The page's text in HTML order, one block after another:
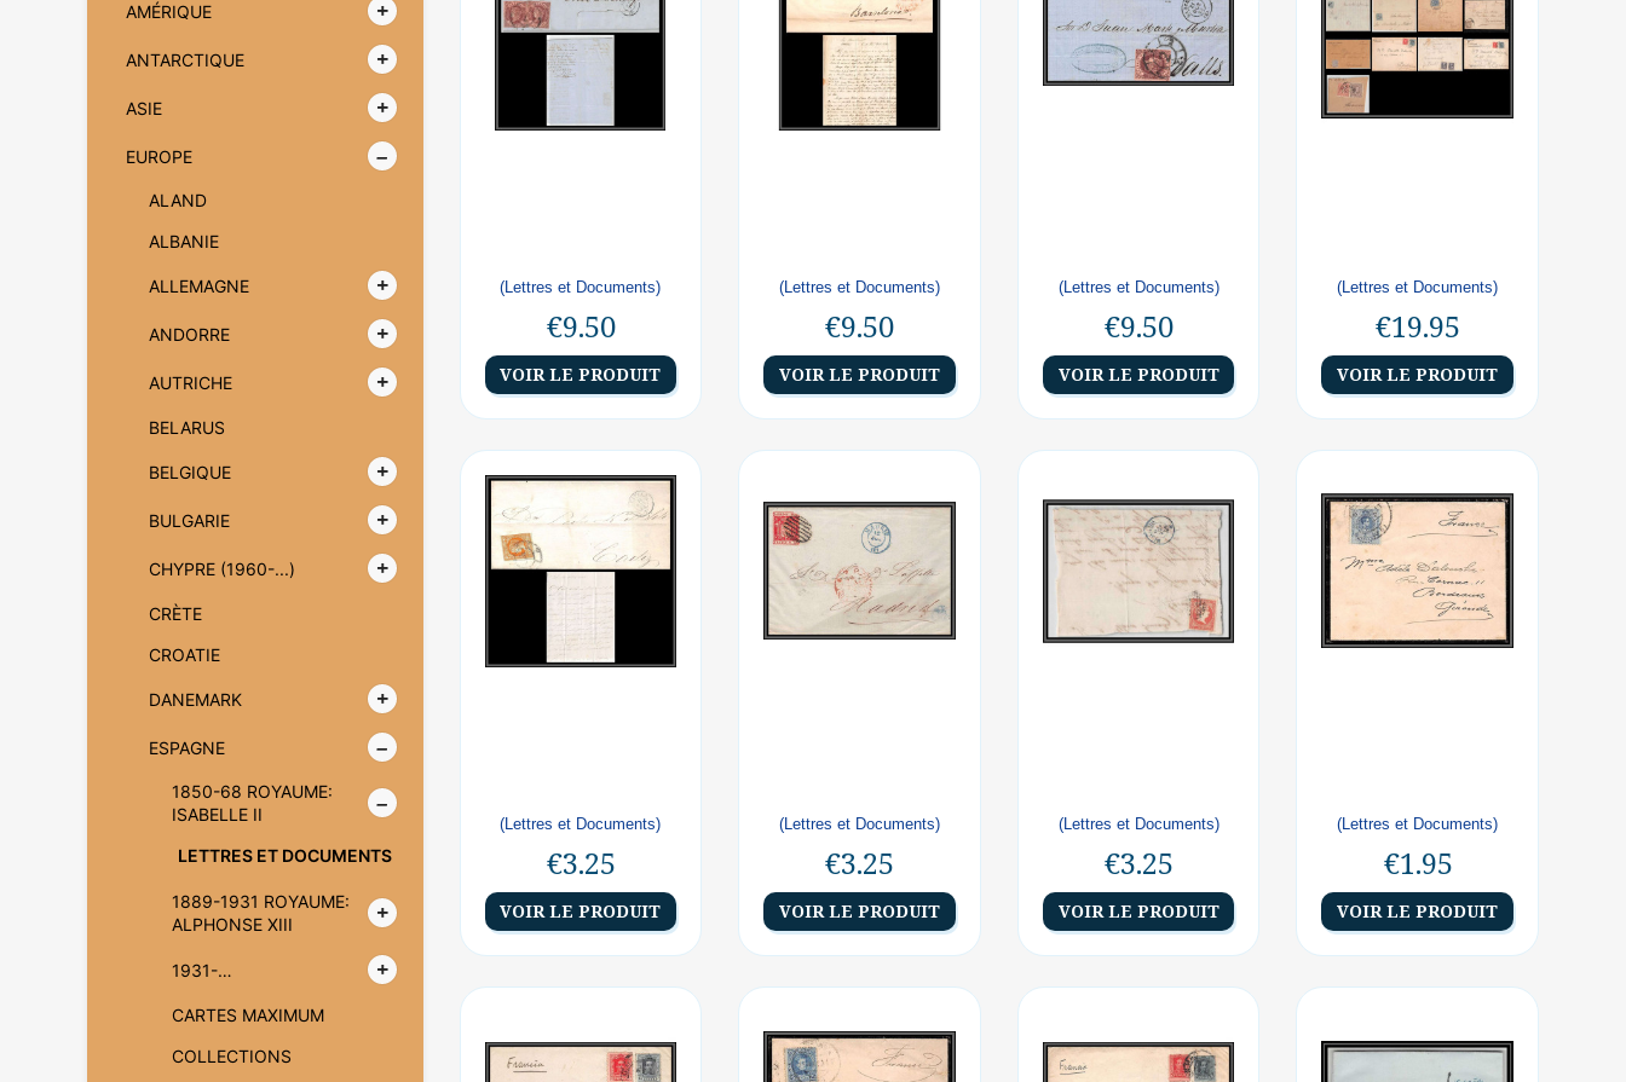
AMÉRIQUE
ANTARCTIQUE
ASIE
EUROPE
ALAND
ALBANIE
ALLEMAGNE
ANDORRE
AUTRICHE
BELARUS
BELGIQUE
BULGARIE
CHYPRE (1960-...)
CRÈTE
CROATIE
DANEMARK
ESPAGNE
1850-68 ROYAUME:
ISABELLE II
LETTRES ET DOCUMENTS
1889-1931 ROYAUME:
ALPHONSE XIII
1931-…
CARTES MAXIMUM
COLLECTIONS
(Lettres et Documents)
€9.50
VOIR LE PRODUIT
(Lettres et Documents)
€9.50
VOIR LE PRODUIT
(Lettres et Documents)
€9.50
VOIR LE PRODUIT
(Lettres et Documents)
€19.95
VOIR LE PRODUIT
(Lettres et Documents)
€3.25
VOIR LE PRODUIT
(Lettres et Documents)
€3.25
VOIR LE PRODUIT
(Lettres et Documents)
€3.25
VOIR LE PRODUIT
(Lettres et Documents)
€1.95
VOIR LE PRODUIT